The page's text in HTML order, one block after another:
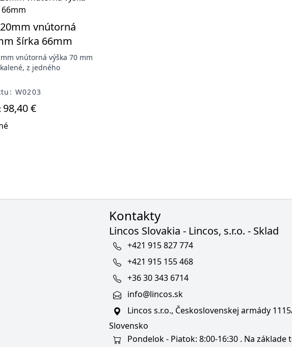
vnútorná
šírka 66mm
vnútorná výška 70 mm
z jedného
W0203
98,40 €
Kontakty
Lincos Slovakia - Lincos, s.r.o. - Sklad
+421 915 827 774
+421 915 155 468
+36 30 343 6714
info@lincos.sk
Lincos s.r.o., Československej armády
Slovensko
Pondelok - Piatok: 8:00-16:30 . Na